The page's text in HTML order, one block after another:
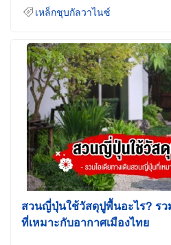
เหล็กชุบกัลวาไนซ์
สวนญี่ปุ่นใช้วัสดุปูพื้นอะไร? รว
ที่เหมาะกับอากาศเมืองไทย